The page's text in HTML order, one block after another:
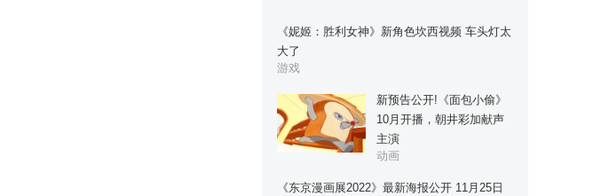
《妮姬：胜利女神》新角色坎西视频 车头灯太
大了
游戏
新预告公开!《面包小偷》
10月开播，朝井彩加献声
主演
动画
《东京漫画展2022》最新海报公开 11月25日